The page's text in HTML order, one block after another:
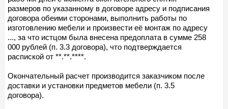
размеров по указанному в договоре адресу и подписания
договора обеими сторонами, выполнить работы по
изготовлению мебели и произвести её монтаж по адресу
..., за что истцом была внесена предоплата в сумме 258
000 рублей (п. 3.3 договора), что подтверждается
распиской от **.**.****.
Окончательный расчет производится заказчиком после
доставки и установки предметов мебели (п. 3.5
договора).